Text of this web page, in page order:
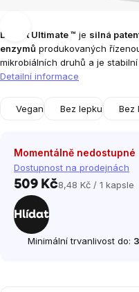
Digest Ultimate ™ je silná
enzymů produkovaných
mikrobiálních druhů a je
Detailní informace
Vegan Bez lepku Bez
Momentálně nedostupné
Dostupnost na prodejnách
509 KčMěrná
8,48 Kč / 1 kapsle
Hlídat
Minimální trvanlivost do: